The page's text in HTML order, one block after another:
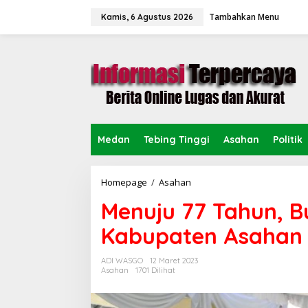
Kamis, 6 Agustus 2026 Tambahkan Menu
Medan Tebing Tinggi Asahan Politik
Homepage / Asahan
n
u
7
a
Menuju 77 Tahun,
Kabupaten
ADI WASGO
12 Maret 2023
Asahan
1701 Dilihat